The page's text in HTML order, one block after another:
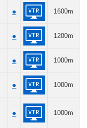
● 1600m
● 1200m
● 1000m
● 1000m
● 1000m